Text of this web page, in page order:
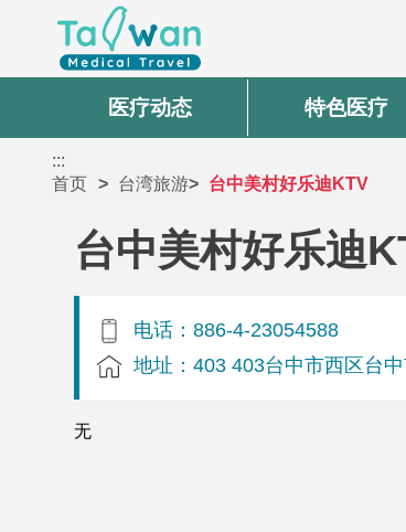
医疗动态 特色医疗
:::
首页
台湾旅游 台中美村好乐迪KTV
台中美村好乐迪
电话：886-4-23054588
地址：403 403台中市西区台
无